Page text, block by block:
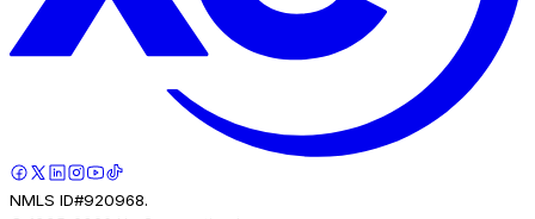
NMLS ID#920968.